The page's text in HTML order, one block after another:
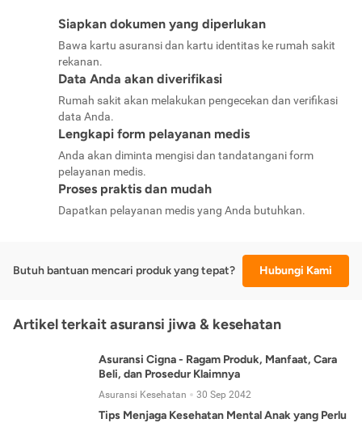
Siapkan dokumen yang diperlukan
Bawa kartu asuransi dan kartu identitas ke rumah sakit
rekanan.
Data Anda akan diverifikasi
Rumah sakit akan melakukan pengecekan dan verifikasi
data Anda.
Lengkapi form pelayanan medis
Anda akan diminta mengisi dan tandatangani form
pelayanan medis.
Proses praktis dan mudah
Dapatkan pelayanan medis yang Anda butuhkan.
Butuh bantuan mencari produk yang tepat? Hubungi Kami
Artikel terkait asuransi jiwa & kesehatan
Asuransi Cigna - Ragam Produk, Manfaat, Cara
Beli, dan Prosedur Klaimnya
Asuransi Kesehatan 30 Sep 2042
Tips Menjaga Kesehatan Mental Anak yang Perlu